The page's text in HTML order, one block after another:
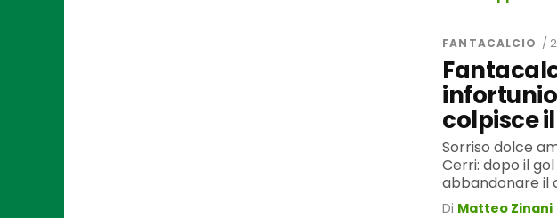
FANTACALCIO /
colpisce
Sorriso dolce
Cerri: dopo il
abbandonare il
Di Matteo Zinani